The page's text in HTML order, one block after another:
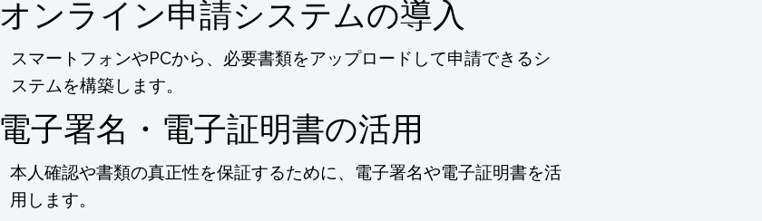
オンライン申請システムの導入
スマートフォンやPCから、必要書類をアップロードして申請できるシ
ステムを構築します。
電子署名・電子証明書の活用
本人確認や書類の真正性を保証するために、電子署名や電子証明書を活
用します。